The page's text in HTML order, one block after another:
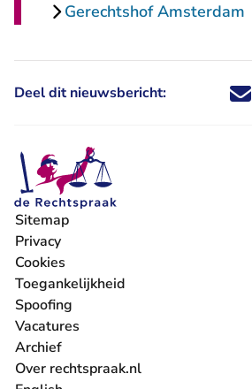
Gerechtshof Amsterdam
Deel dit nieuwsbericht: Deel dit
Deel
Sitemap
Privacy
Cookies
Toegankelijkheid
Spoofing
Vacatures
- U verlaat Rechtspraak.nl
Archief
Over rechtspraak.nl